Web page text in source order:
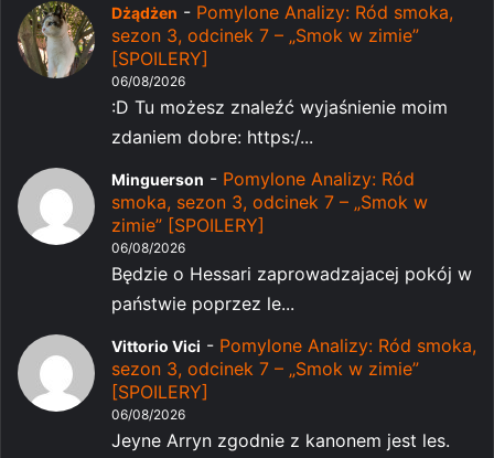
Dżądżen - Pomylone Analizy: Ród smoka,
sezon 3, odcinek 7 – „Smok w zimie”
[SPOILERY]
06/08/2026
:D Tu możesz znaleźć wyjaśnienie moim
zdaniem dobre: https:/...
Minguerson - Pomylone Analizy: Ród
smoka, sezon 3, odcinek 7 – „Smok w
zimie” [SPOILERY]
06/08/2026
Będzie o Hessari zaprowadzajacej pokój w
państwie poprzez le...
Vittorio Vici - Pomylone Analizy: Ród smoka,
sezon 3, odcinek 7 – „Smok w zimie”
[SPOILERY]
06/08/2026
Jeyne Arryn zgodnie z kanonem jest les.